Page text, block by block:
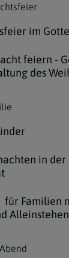
im
feiern -
des
in
Familien